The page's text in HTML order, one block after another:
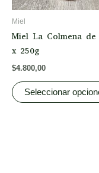
Miel
Miel La Colmena de
x 250g
$4.800,00
Seleccionar